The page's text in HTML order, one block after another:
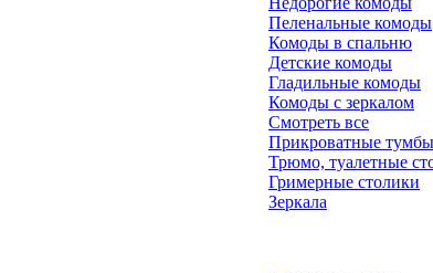
Пеленальные комоды
Комоды в спальню
Детские комоды
Гладильные комоды
Комоды с зеркалом
Смотреть все
Прикроватные тумбы
Трюмо, туалетные
Гримерные столики
Зеркала